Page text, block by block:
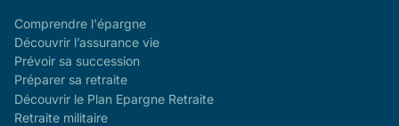
Comprendre l'épargne
Découvrir l’assurance vie
Prévoir sa succession
Préparer sa retraite
Découvrir le Plan Epargne Retraite
Retraite militaire